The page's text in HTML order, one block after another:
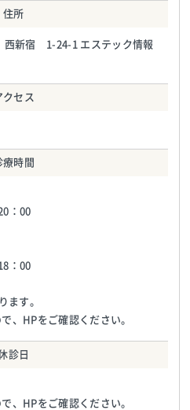
住所
新宿 1-24-1 エステック情報
クセス
療時間
：00
：00
ます。
、HPをご確認ください。
診日
、HPをご確認ください。